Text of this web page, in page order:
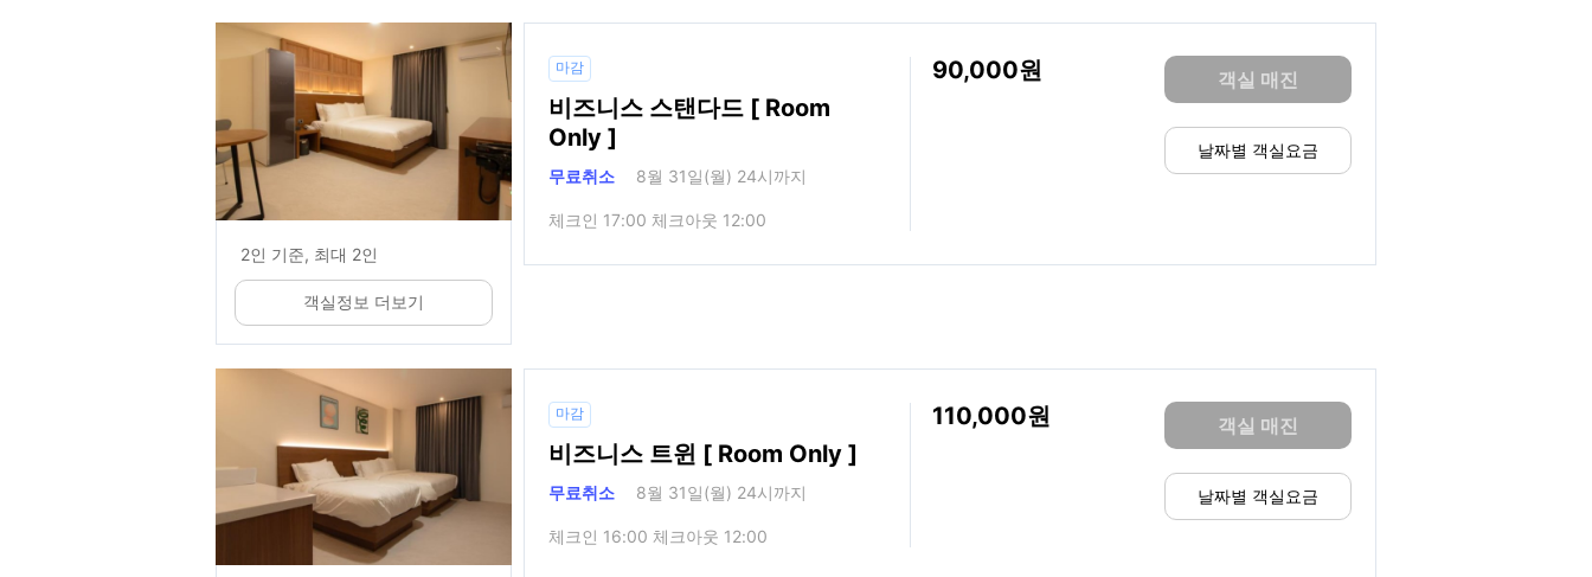
2인 기준, 최대 2인
객실정보 더보기
마감
비즈니스 스탠다드 [ Room
Only ]
무료취소 8월 31일(월) 24시까지
체크인 17:00 체크아웃 12:00
90,000 객실 매진
날짜별 객실요금
마감
비즈니스 트윈 [ Room Only ]
무료취소 8월 31일(월) 24시까지
체크인 16:00 체크아웃 12:00
110,000 객실 매진
날짜별 객실요금